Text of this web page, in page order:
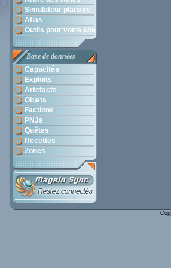
Simulateur planaire
Atlas
Outils pour votre site
Base de données
Capacités
Exploits
Artefacts
Objets
Factions
PNJs
Quêtes
Recettes
Zones